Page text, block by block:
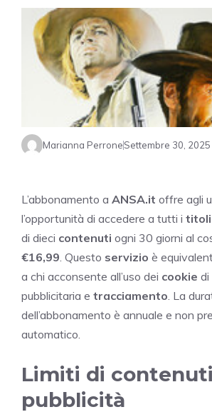
Marianna PerroneSettembre 30, 2025
L’abbonamento a ANSA.it offre agli
l’opportunità di accedere a tutti i titoli
di dieci contenuti ogni 30 giorni al
€16,99. Questo servizio è
a chi acconsente all’uso dei cookie di
pubblicitaria e tracciamento. La
dell’abbonamento è annuale e non
automatico.
Limiti di
pubblicità